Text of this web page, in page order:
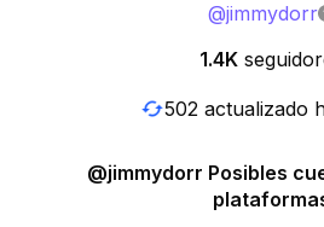
@jimmydorr
1.4K
502 actualizado
@jimmydorr Posibles